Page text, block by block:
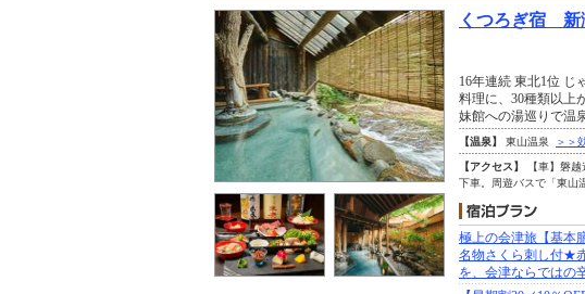
くつろぎ宿 新
16年連続 東北1位 じ
料理に、30種類以上
妹館への湯巡りで温
【温泉】 東山温泉 ＞＞
【アクセス】
【車】磐
下車。周遊バスで「東山
極上の会津旅【基本
名物さくら刺し付★
を、会津ならではの